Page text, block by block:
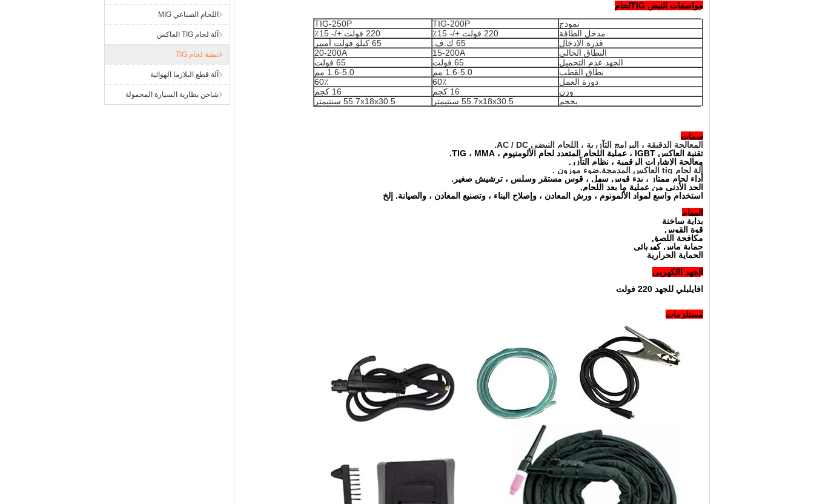
اللحام الصناعي MIG
آلة لحام TIG العاكس
نبضة لحام TIG
آلة قطع البلازما الهوائية
شاحن بطارية السيارة المحمولة
مواصفات النبض TIG
لحام
نموذج
TIG-200P
TIG-250P
مدخل الطاقة
220 فولت +/- 15٪
220 فولت +/- 15٪
قدرة الإدخال
65 ك.ف.
65 كيلو فولت أمبير
النطاق الحالي
15-200A
20-200A
الجهد عدم التحميل
65 فولت
65 فولت
نطاق القطب
1.6-5.0 مم
1.6-5.0 مم
دورة العمل
60٪
60٪
وزن
16 كجم
16 كجم
بحجم
55.7x18x30.5 سنتيمتر 55.7x18x30.5 سنتيمتر
سمات
المعالجة الدقيقة ، البرامج التآزرية ، اللحام النبضي AC / DC.
تقنية العاكس IGBT ، عملية اللحام المتعدد لحام الألومنيوم ، TIG ، MMA.
معالجة الإشارات الرقمية ، نظام التآزر.
آلة لحام tig العاكس المدمجة.ضوء موزون .
أداء لحام ممتاز ، بدء قوس سهل ، قوس مستقر وسلس ، ترشيش صغير.
الحد الأدنى من عملية ما بعد اللحام.
استخدام واسع لمواد الألمونوم ، ورش المعادن ، وإصلاح البناء ، وتصنيع المعادن ، والصيانة. إلخ
المهام
بداية ساخنة
قوة القوس
مكافحة اللصق
حماية ماس كهربائى
الحماية الحرارية
الجهد االكهربى
افايلبلي للجهد 220 فولت
مستلزمات